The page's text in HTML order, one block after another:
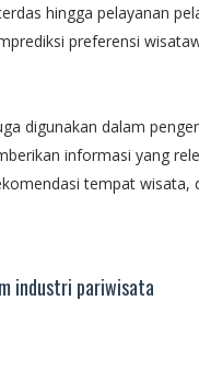
hingga pelayanan
preferensi
digunakan dalam
informasi yang
tempat wisata,
industri pariwisata